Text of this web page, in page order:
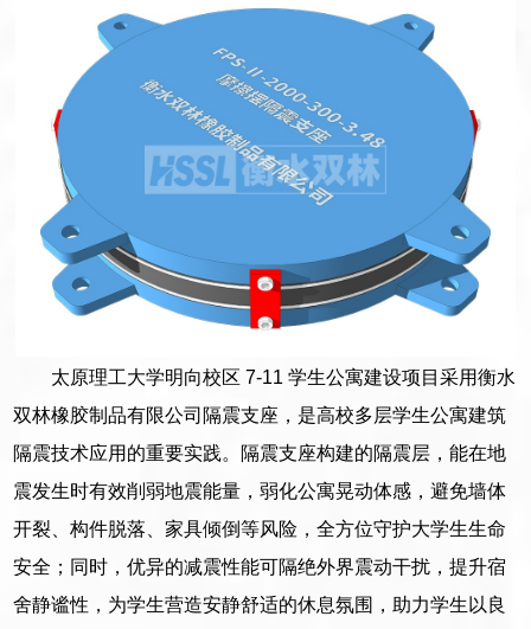
太原理工大学明向校区 7-11 学生公寓建设项目采用衡水
双林橡胶制品有限公司隔震支座，是高校多层学生公寓建筑
隔震技术应用的重要实践。隔震支座构建的隔震层，能在地
震发生时有效削弱地震能量，弱化公寓晃动体感，避免墙体
开裂、构件脱落、家具倾倒等风险，全方位守护大学生生命
安全；同时，优异的减震性能可隔绝外界震动干扰，提升宿
舍静谧性，为学生营造安静舒适的休息氛围，助力学生以良